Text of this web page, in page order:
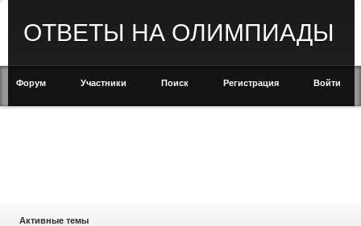
ОТВЕТЫ НА ОЛИМПИАДЫ
Форум Участники Поиск Регистрация Войти
Активные темы